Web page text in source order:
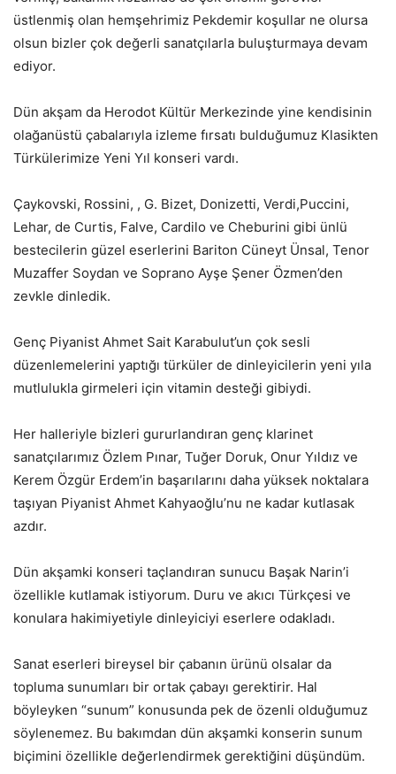
üstlenmiş olan hemşehrimiz Pekdemir koşullar ne olursa
olsun bizler çok değerli sanatçılarla buluşturmaya devam
ediyor.
Dün akşam da Herodot Kültür Merkezinde yine kendisinin
olağanüstü çabalarıyla izleme fırsatı bulduğumuz Klasikten
Türkülerimize Yeni Yıl konseri vardı.
Çaykovski, Rossini, , G. Bizet, Donizetti, Verdi,Puccini,
Lehar, de Curtis, Falve, Cardilo ve Cheburini gibi ünlü
bestecilerin güzel eserlerini Bariton Cüneyt Ünsal, Tenor
Muzaffer Soydan ve Soprano Ayşe Şener Özmen’den
zevkle dinledik.
Genç Piyanist Ahmet Sait Karabulut’un çok sesli
düzenlemelerini yaptığı türküler de dinleyicilerin yeni yıla
mutlulukla girmeleri için vitamin desteği gibiydi.
Her halleriyle bizleri gururlandıran genç klarinet
sanatçılarımız Özlem Pınar, Tuğer Doruk, Onur Yıldız ve
Kerem Özgür Erdem’in başarılarını daha yüksek noktalara
taşıyan Piyanist Ahmet Kahyaoğlu’nu ne kadar kutlasak
azdır.
Dün akşamki konseri taçlandıran sunucu Başak Narin’i
özellikle kutlamak istiyorum. Duru ve akıcı Türkçesi ve
konulara hakimiyetiyle dinleyiciyi eserlere odakladı.
Sanat eserleri bireysel bir çabanın ürünü olsalar da
topluma sunumları bir ortak çabayı gerektirir. Hal
böyleyken “sunum” konusunda pek de özenli olduğumuz
söylenemez. Bu bakımdan dün akşamki konserin sunum
biçimini özellikle değerlendirmek gerektiğini düşündüm.